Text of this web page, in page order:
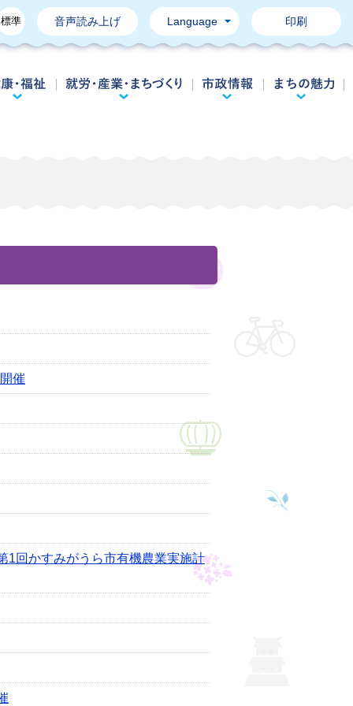
標準 音声読み上げ Language 印刷
・教育 健康・福祉 就労・産業・まちづくり
市政情報
催
1回かすみがうら市有機農業実施計